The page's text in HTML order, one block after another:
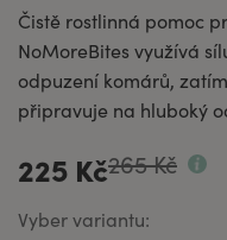
Čistě rostlinná pomoc
NoMoreBites využívá
odpuzení komárů,
připravuje na hluboký
225 Kč265 Kč
Vyber variantu: